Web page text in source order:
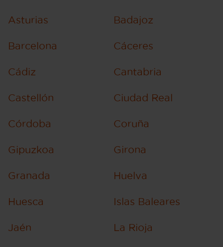
Asturias Badajoz
Barcelona Cáceres
Cádiz Cantabria
Castellón Ciudad Real
Córdoba Coruña
Gipuzkoa Girona
Granada Huelva
Huesca Islas Baleares
Jaén La Rioja